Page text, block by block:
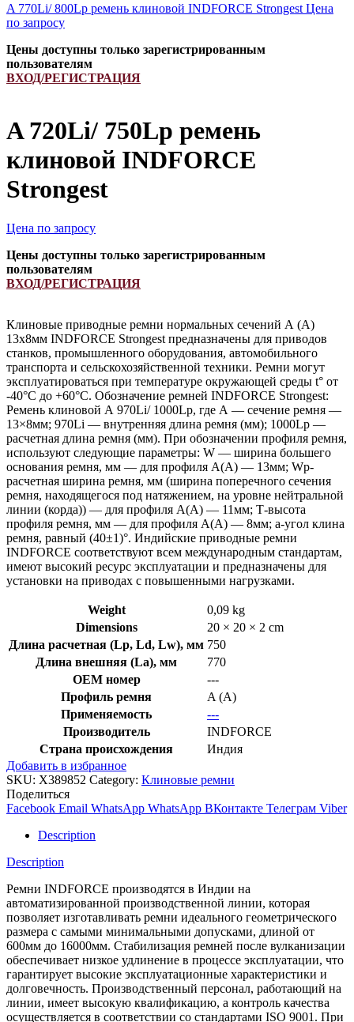
A 770Li/ 800Lp ремень клиновой INDFORCE Strongest Цена
по запросу
Цены доступны только зарегистрированным
пользователям
ВХОД/РЕГИСТРАЦИЯ
A 720Li/ 750Lp ремень
клиновой INDFORCE
Strongest
Цена по запросу
Цены доступны только зарегистрированным
пользователям
ВХОД/РЕГИСТРАЦИЯ
Клиновые приводные ремни нормальных сечений А (А)
13х8мм INDFORCE Strongest предназначены для приводов
станков, промышленного оборудования, автомобильного
транспорта и сельскохозяйственной техники. Ремни могут
эксплуатироваться при температуре окружающей среды t° от
-40°С до +60°С. Обозначение ремней INDFORCE Strongest:
Ремень клиновой А 970Li/ 1000Lp, где А — сечение ремня —
13×8мм; 970Li — внутренняя длина ремня (мм); 1000Lp —
расчетная длина ремня (мм). При обозначении профиля ремня,
используют следующие параметры: W — ширина большего
основания ремня, мм — для профиля А(А) — 13мм; Wp-
расчетная ширина ремня, мм (ширина поперечного сечения
ремня, находящегося под натяжением, на уровне нейтральной
линии (корда)) — для профиля А(А) — 11мм; Т-высота
профиля ремня, мм — для профиля А(А) — 8мм; a-угол клина
ремня, равный (40±1)°. Индийские приводные ремни
INDFORCE соответствуют всем международным стандартам,
имеют высокий ресурс эксплуатации и предназначены для
установки на приводах с повышенными нагрузками.
Weight
0,09 kg
Dimensions
20 × 20 × 2 cm
Длина расчетная (Lp, Ld, Lw), мм 750
Длина внешняя (La), мм
770
OEM номер
---
Профиль ремня
A (A)
Применяемость
---
Производитель
INDFORCE
Страна происхождения
Индия
Добавить в избранное
SKU: X389852 Category: Клиновые ремни
Поделиться
Facebook Email WhatsApp WhatsApp ВКонтакте Телеграм Viber
Description
Description
Ремни INDFORCE производятся в Индии на
автоматизированной производственной линии, которая
позволяет изготавливать ремни идеального геометрического
размера с самыми минимальными допусками, длиной от
600мм до 16000мм. Стабилизация ремней после вулканизации
обеспечивает низкое удлинение в процессе эксплуатации, что
гарантирует высокие эксплуатационные характеристики и
долговечность. Производственный персонал, работающий на
линии, имеет высокую квалификацию, а контроль качества
осуществляется в соответствии со стандартами ISO 9001. При